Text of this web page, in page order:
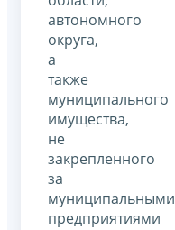
автономного
округа,
а
также
муниципального
имущества,
не
закрепленного
за
муниципальными
предприятиями